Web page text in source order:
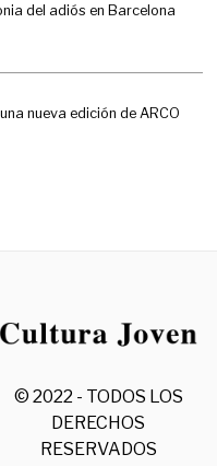
del adiós en Barcelona
nueva edición de ARCO
© 2022 - TODOS LOS
DERECHOS
RESERVADOS